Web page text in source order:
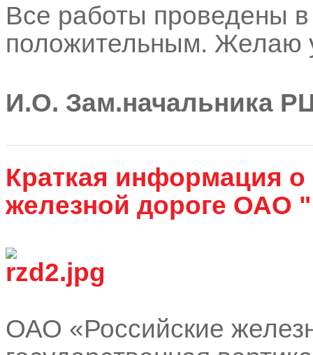
Все работы проведены
положительным. Желаю
И.О. Зам.начальника
Краткая информация о
железной дороге ОАО
ОАО «Российские